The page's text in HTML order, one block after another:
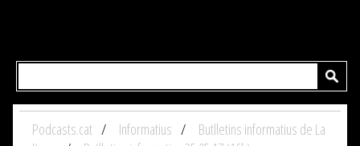
Podcasts.cat Informatius
Butlletins informatius de La